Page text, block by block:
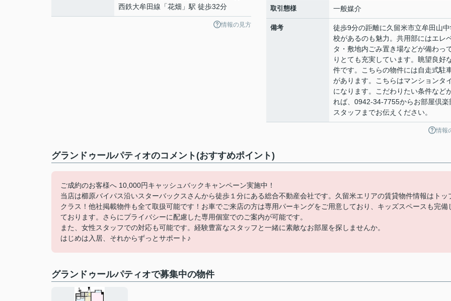
西鉄大牟田線 「花畑 」駅 徒歩32分
情報の見方
取引態様 一般媒介
備考
徒歩9分の距離に久留米市立牟田山
校があるのも魅力。共用部にはエレ
タ・敷地内ごみ置き場などが備わっ
りとても充実しています。眺望良好
件です。こちらの物件には自走式駐
があります。こちらはマンションタ
になります。こだわりたい条件など
れば、0942-34-7755からお部屋倶楽
スタッフまでお伝えください。
情報
グランドゥールパティオのコメント(おすすめポイント)
ご成約のお客様へ 10,000円キャッシュバックキャンペーン実施中！
当店は櫛原バイパス沿いスターバックスさんから徒歩１分にある総合不動産会社です。久留米エリアの賃貸物件情報はトッ
クラス！他社掲載物件も全て取扱可能です！お車でご来店の方は専用パーキングをご用意しており、キッズスペースも完備
ております。さらにプライバシーに配慮した専用個室でのご案内が可能です。
また、女性スタッフでの対応も可能です。経験豊富なスタッフと一緒に素敵なお部屋を探しませんか。
はじめは入居、それからずっとサポート♪
グランドゥールパティオで募集中の物件